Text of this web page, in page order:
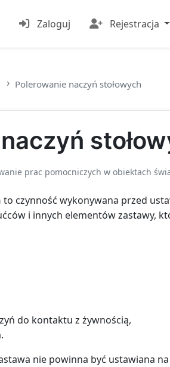
Zaloguj Rejestracja
Polerowanie naczyń stołowych
prac pomocniczych w obiektach
to czynność wykonywana przed
i innych elementów zastawy,
do kontaktu z żywnością,
nie powinna być ustawiana